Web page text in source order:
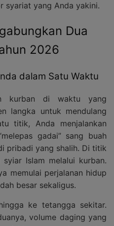
syariat yang Anda yakini.
Dua
2026
dalam Satu Waktu
kurban di waktu yang
langka untuk mendulang
titik, Anda menjalankan
gadai” sang buah
pribadi yang shalih. Di titik
Islam melalui kurban.
memulai perjalanan hidup
besar sekaligus.
ke tetangga sekitar.
volume daging yang